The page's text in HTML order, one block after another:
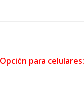
Opción para celulares: